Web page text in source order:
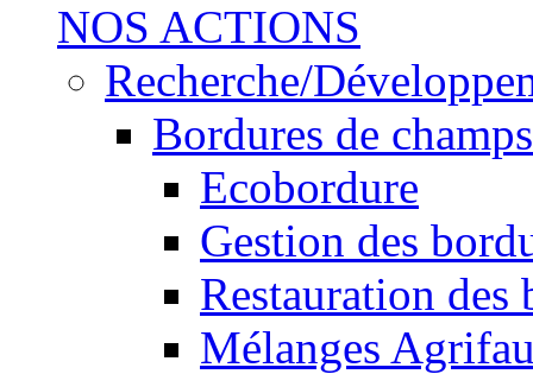
NOS ACTIONS
Recherche/
Bordures de champs
Ecobordure
Gestion des
Restauration des
Mélanges